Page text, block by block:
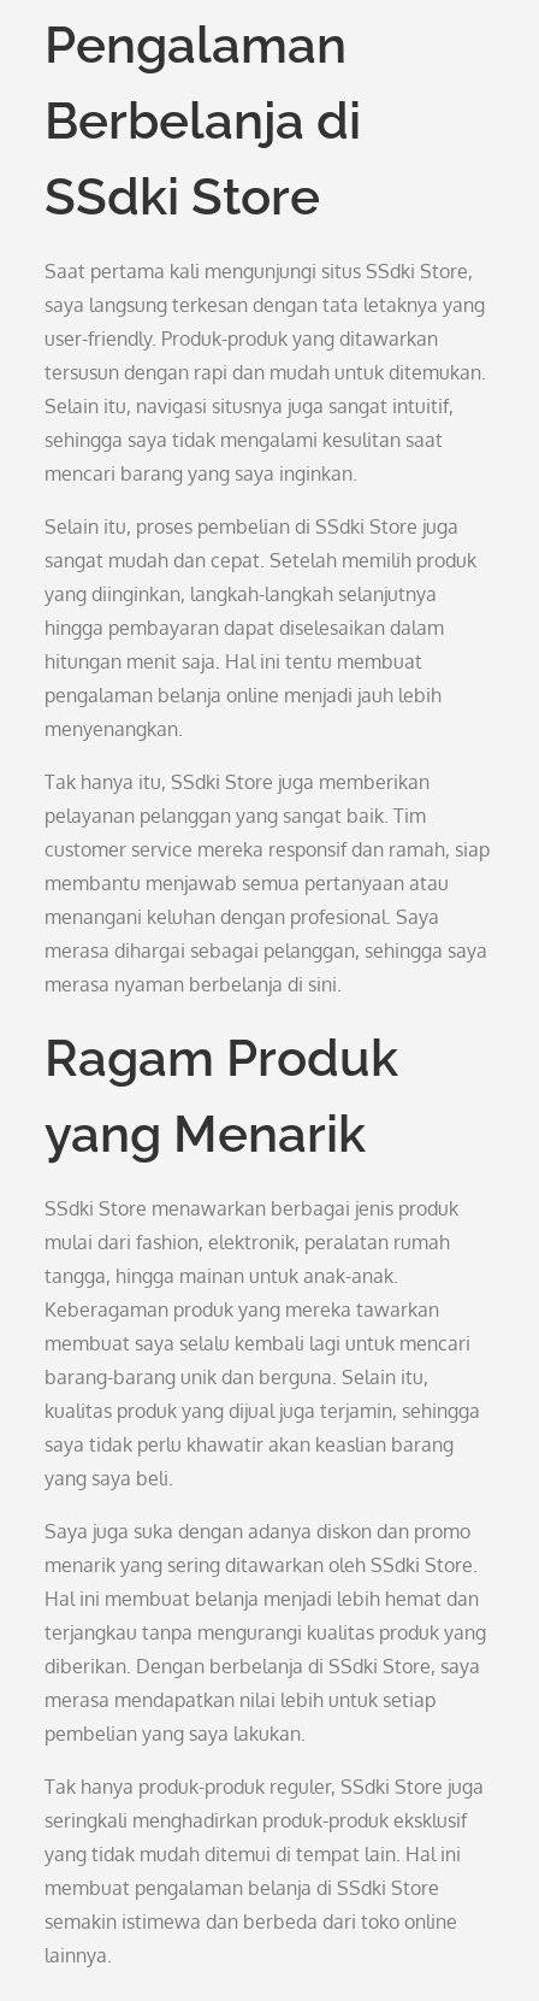
Pengalaman
Berbelanja di
SSdki Store
Saat pertama kali mengunjungi situs SSdki Store,
saya langsung terkesan dengan tata letaknya yang
user-friendly. Produk-produk yang ditawarkan
tersusun dengan rapi dan mudah untuk ditemukan.
Selain itu, navigasi situsnya juga sangat intuitif,
sehingga saya tidak mengalami kesulitan saat
mencari barang yang saya inginkan.
Selain itu, proses pembelian di SSdki Store juga
sangat mudah dan cepat. Setelah memilih produk
yang diinginkan, langkah-langkah selanjutnya
hingga pembayaran dapat diselesaikan dalam
hitungan menit saja. Hal ini tentu membuat
pengalaman belanja online menjadi jauh lebih
menyenangkan.
Tak hanya itu, SSdki Store juga memberikan
pelayanan pelanggan yang sangat baik. Tim
customer service mereka responsif dan ramah, siap
membantu menjawab semua pertanyaan atau
menangani keluhan dengan profesional. Saya
merasa dihargai sebagai pelanggan, sehingga saya
merasa nyaman berbelanja di sini.
Ragam Produk
yang Menarik
SSdki Store menawarkan berbagai jenis produk
mulai dari fashion, elektronik, peralatan rumah
tangga, hingga mainan untuk anak-anak.
Keberagaman produk yang mereka tawarkan
membuat saya selalu kembali lagi untuk mencari
barang-barang unik dan berguna. Selain itu,
kualitas produk yang dijual juga terjamin, sehingga
saya tidak perlu khawatir akan keaslian barang
yang saya beli.
Saya juga suka dengan adanya diskon dan promo
menarik yang sering ditawarkan oleh SSdki Store.
Hal ini membuat belanja menjadi lebih hemat dan
terjangkau tanpa mengurangi kualitas produk yang
diberikan. Dengan berbelanja di SSdki Store, saya
merasa mendapatkan nilai lebih untuk setiap
pembelian yang saya lakukan.
Tak hanya produk-produk reguler, SSdki Store juga
seringkali menghadirkan produk-produk eksklusif
yang tidak mudah ditemui di tempat lain. Hal ini
membuat pengalaman belanja di SSdki Store
semakin istimewa dan berbeda dari toko online
lainnya.